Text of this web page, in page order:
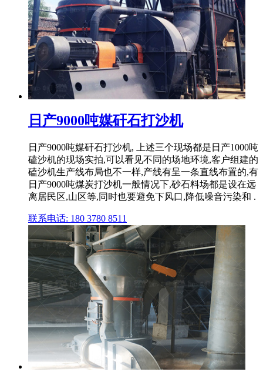
日产9000吨媒矸石打沙机
日产9000吨媒矸石打沙机, 上述三个现场都是日产1000吨
磕沙机的现场实拍,可以看见不同的场地环境,客户组建的
磕沙机生产线布局也不一样,产线有呈一条直线布置的,有
日产9000吨煤炭打沙机一般情况下,砂石料场都是设在远
离居民区,山区等,同时也要避免下风口,降低噪音污染和 .
联系电话: 180 3780 8511